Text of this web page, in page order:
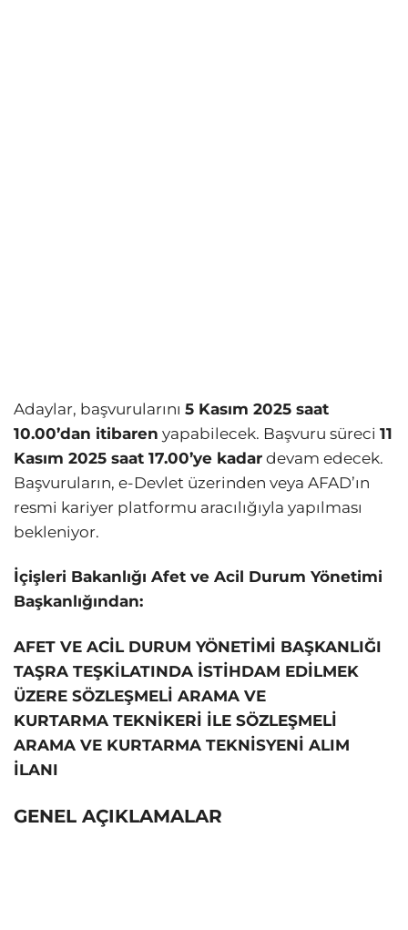
Adaylar, başvurularını 5 Kasım 2025 saat
10.00’dan itibaren yapabilecek. Başvuru süreci 11
Kasım 2025 saat 17.00’ye kadar devam edecek.
Başvuruların, e-Devlet üzerinden veya AFAD’ın
resmi kariyer platformu aracılığıyla yapılması
bekleniyor.
İçişleri Bakanlığı Afet ve Acil Durum Yönetimi
Başkanlığından:
AFET VE ACİL DURUM YÖNETİMİ BAŞKANLIĞI
TAŞRA TEŞKİLATINDA İSTİHDAM EDİLMEK
ÜZERE SÖZLEŞMELİ ARAMA VE
KURTARMA TEKNİKERİ İLE SÖZLEŞMELİ
ARAMA VE KURTARMA TEKNİSYENİ ALIM
İLANI
GENEL AÇIKLAMALAR